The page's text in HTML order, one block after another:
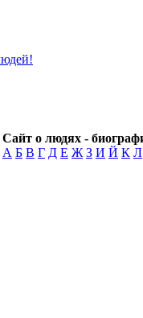
Сайт о людях -
А Б В Г Д Е Ж З И Й К Л